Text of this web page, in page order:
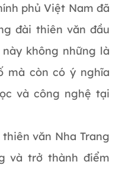
phủ Việt Nam đã
đài thiên văn đầu
không những là
mà còn có ý nghĩa
và công nghệ tại
văn Nha Trang
và trở thành điểm